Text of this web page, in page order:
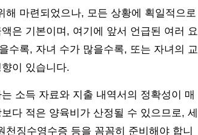
마련되었으나, 모든 상황에 획일적으로
은 기본이며, 여기에 앞서 언급된 여러 요
수록, 자녀 수가 많을수록, 또는 자녀의 교
이 있습니다.
소득 자료와 지출 내역서의 정확성이 매
다 적은 양육비가 산정될 수 있으므로, 세
징수영수증 등을 꼼꼼히 준비해야 합니